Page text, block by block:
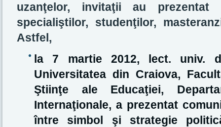
uzanţelor, invitaţii au
specialiştilor, studenţilor,
Astfel,
la 7 martie 2012, lect. univ.
Universitatea din Craiova,
Ştiinţe ale Educaţiei,
Internaţionale, a prezentat
între simbol şi strategie